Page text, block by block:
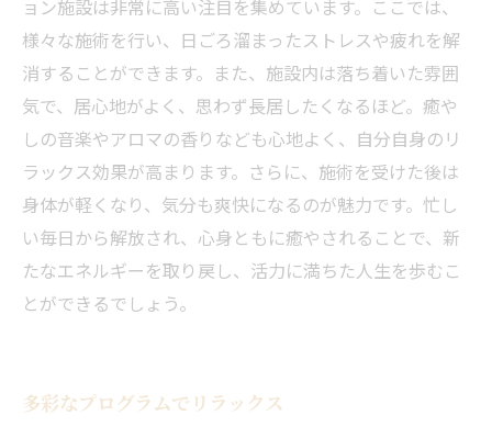
ョン施設は非常に高い注目を集めています。ここでは、
様々な施術を行い、日ごろ溜まったストレスや疲れを解
消することができます。また、施設内は落ち着いた雰囲
気で、居心地がよく、思わず長居したくなるほど。癒や
しの音楽やアロマの香りなども心地よく、自分自身のリ
ラックス効果が高まります。さらに、施術を受けた後は
身体が軽くなり、気分も爽快になるのが魅力です。忙し
い毎日から解放され、心身ともに癒やされることで、新
たなエネルギーを取り戻し、活力に満ちた人生を歩むこ
とができるでしょう。
多彩なプログラムでリラックス